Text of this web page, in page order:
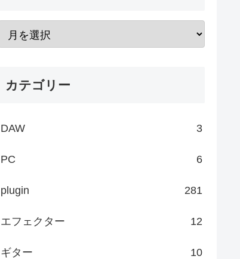
カテゴリー
DAW 3
PC 6
plugin 281
エフェクター 12
ギター 10